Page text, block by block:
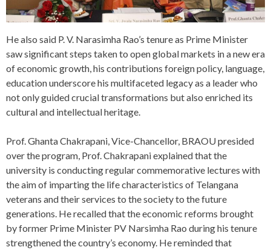
He also said P. V. Narasimha Rao’s tenure as Prime Minister
saw significant steps taken to open global markets in a new era
of economic growth, his contributions foreign policy, language,
education underscore his multifaceted legacy as a leader who
not only guided crucial transformations but also enriched its
cultural and intellectual heritage.
Prof. Ghanta Chakrapani, Vice-Chancellor, BRAOU presided
over the program, Prof. Chakrapani explained that the
university is conducting regular commemorative lectures with
the aim of imparting the life characteristics of Telangana
veterans and their services to the society to the future
generations. He recalled that the economic reforms brought
by former Prime Minister PV Narsimha Rao during his tenure
strengthened the country’s economy. He reminded that